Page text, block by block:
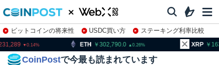
ビットコインの将来性 USDC買い方
ステーキング利率比較
株特集・関連銘柄
302,790.0 XRP 163.72
CoinPostで今最も読まれています